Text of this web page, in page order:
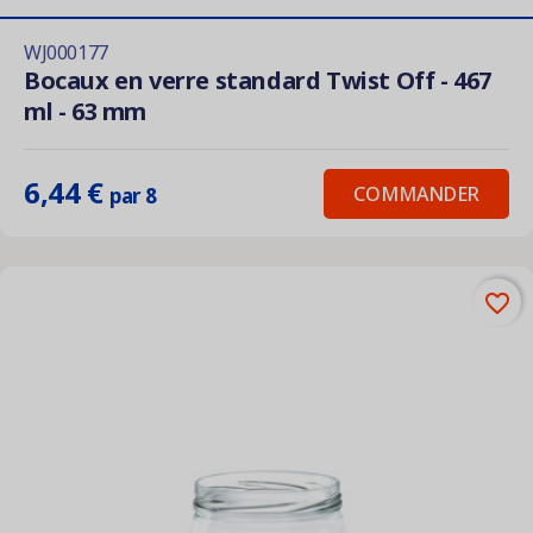
WJ000177
Bocaux en verre standard Twist Off - 467
ml - 63 mm
6,44 € par 8 COMMANDER
favorite_border